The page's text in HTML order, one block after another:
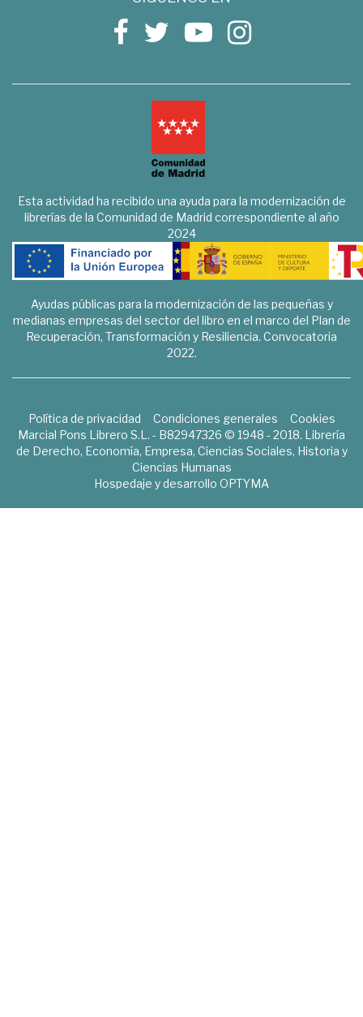
Esta actividad ha recibido una ayuda para la modernización de
librerías de la Comunidad de Madrid correspondiente al año
2024
Ayudas públicas para la modernización de las pequeñas y
medianas empresas del sector del libro en el marco del Plan de
Recuperación, Transformación y Resiliencia. Convocatoria
2022.
Política de privacidad Condiciones generales
Cookies
Marcial Pons Librero S.L. - B82947326 © 1948 - 2018. Librería
de Derecho, Economía, Empresa, Ciencias Sociales, Historia y
Ciencias Humanas
Hospedaje y desarrollo OPTYMA